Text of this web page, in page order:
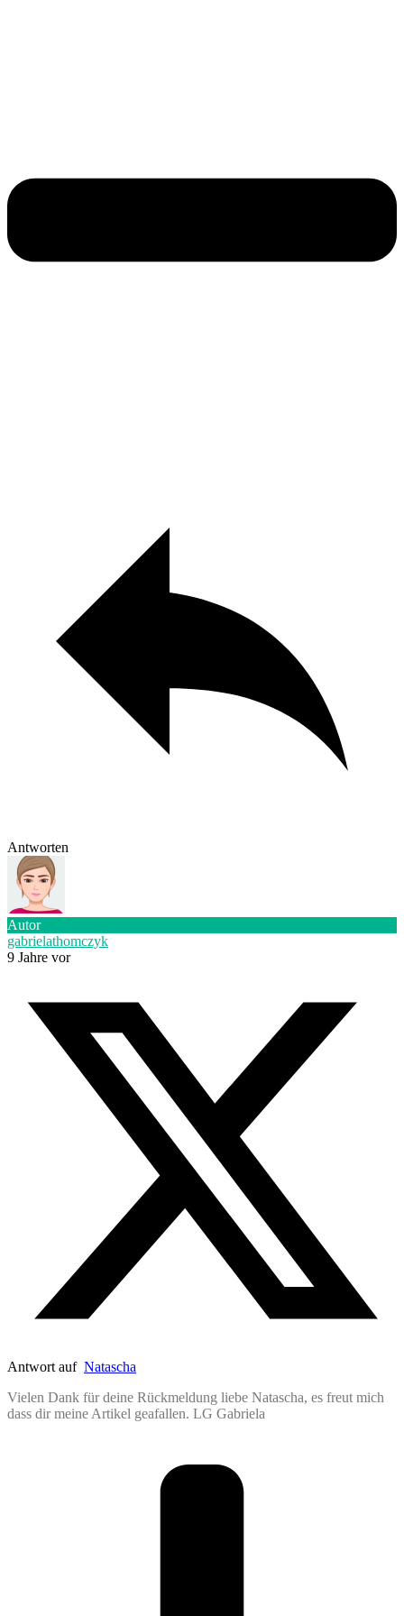
Antworten
Autor
gabrielathomczyk
9 Jahre vor
Antwort auf Natascha
Vielen Dank für deine Rückmeldung liebe Natascha, es freut mich
dass dir meine Artikel geafallen. LG Gabriela